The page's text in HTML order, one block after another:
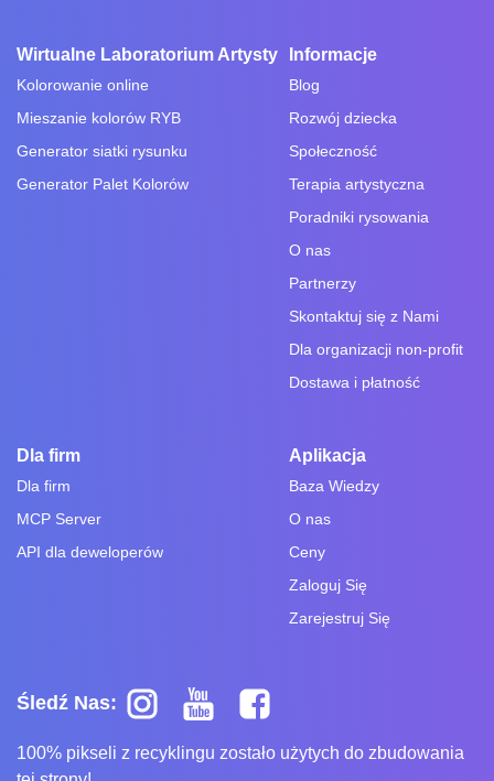
Wirtualne Laboratorium Artysty
Kolorowanie online
Mieszanie kolorów RYB
Generator siatki rysunku
Generator Palet Kolorów
Informacje
Blog
Rozwój dziecka
Społeczność
Terapia artystyczna
Poradniki rysowania
O nas
Partnerzy
Skontaktuj się z Nami
Dla organizacji non-profit
Dostawa i płatność
Dla firm
Dla firm
MCP Server
API dla deweloperów
Aplikacja
Baza Wiedzy
O nas
Ceny
Zaloguj Się
Zarejestruj Się
Śledź Nas:
100% pikseli z recyklingu zostało użytych do zbudowania